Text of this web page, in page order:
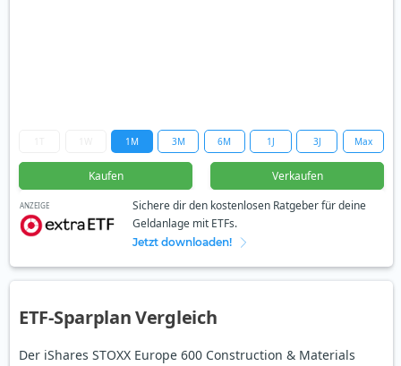
1M 3M 6M 1J 3J Max
Kaufen Verkaufen
ANZEIGE
Sichere dir den kostenlosen Ratgeber für deine
Geldanlage mit ETFs.
Jetzt downloaden!
ETF-Sparplan Vergleich
Der iShares STOXX Europe 600 Construction & Materials